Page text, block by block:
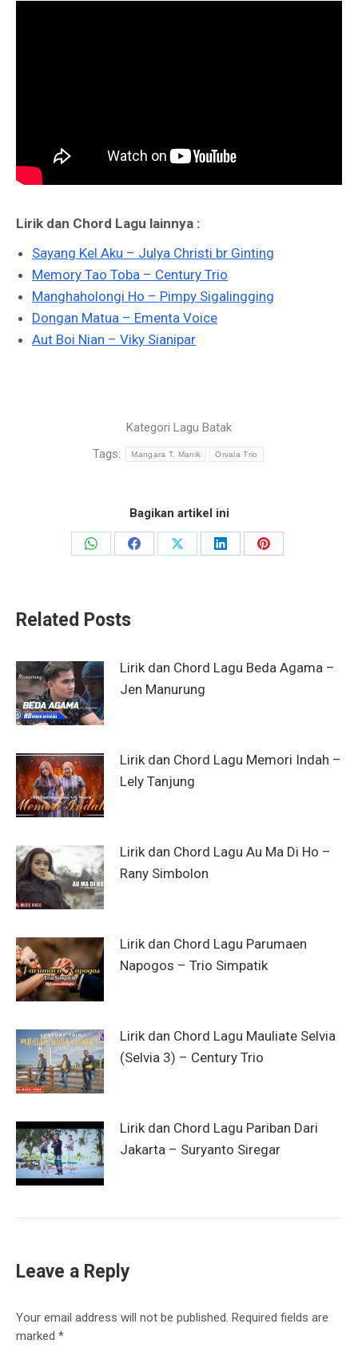
Lirik dan Chord Lagu lainnya :
Sayang Kel Aku – Julya Christi br Ginting
Memory Tao Toba – Century Trio
Manghaholongi Ho – Pimpy Sigalingging
Dongan Matua – Ementa Voice
Aut Boi Nian – Viky Sianipar
Kategori Lagu Batak
Tags:
Mangara T. Manik Orvala Trio
Bagikan artikel ini
Share
Share
Share
Share
Share
Related Posts
Lirik dan Chord Lagu Beda Agama –
Jen Manurung
Lirik dan Chord Lagu Memori Indah –
Lely Tanjung
Lirik dan Chord Lagu Au Ma Di Ho –
Rany Simbolon
Lirik dan Chord Lagu Parumaen
Napogos – Trio Simpatik
Lirik dan Chord Lagu Mauliate Selvia
(Selvia 3) – Century Trio
Lirik dan Chord Lagu Pariban Dari
Jakarta – Suryanto Siregar
Leave a Reply
Your email address will not be published. Required fields are
marked *